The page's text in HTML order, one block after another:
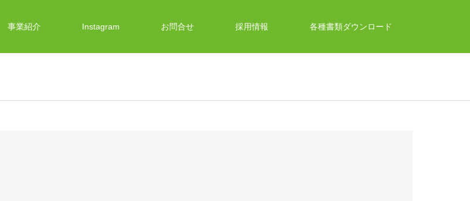
事業紹介 Instagram お問合せ 採用情報 各種書類ダウンロード